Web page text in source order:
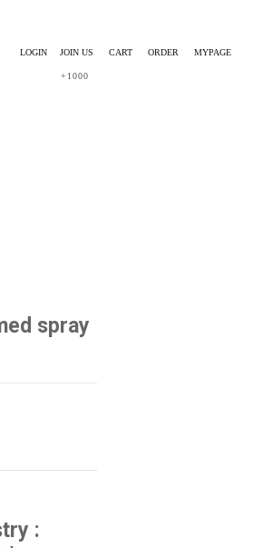
LOGIN JOIN US
+1000
CART ORDER MYPAGE
spray
: